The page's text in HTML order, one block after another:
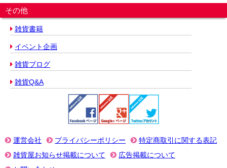
その他
雑貨書籍
イベント企画
雑貨ブログ
雑貨Q&A
運営会社 プライバシーポリシー
特定商取引に関する表記
雑貨屋お知らせ掲載について
広告掲載について